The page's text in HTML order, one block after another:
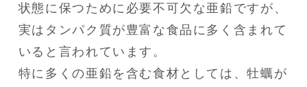
状態に保つために必要不可欠な亜鉛ですが、
実はタンパク質が豊富な食品に多く含まれて
いると言われています。
特に多くの亜鉛を含む食材としては、牡蠣が